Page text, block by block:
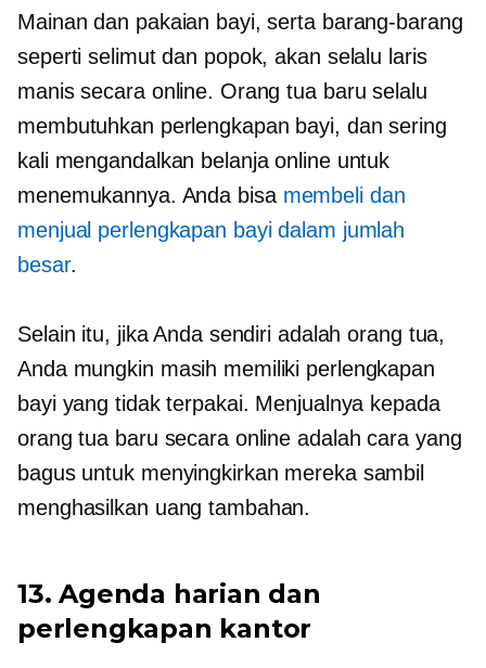
Mainan dan pakaian bayi, serta barang-barang
seperti selimut dan popok, akan selalu laris
manis secara online. Orang tua baru selalu
membutuhkan perlengkapan bayi, dan sering
kali mengandalkan belanja online untuk
menemukannya. Anda bisa membeli dan
menjual perlengkapan bayi dalam jumlah
besar.
Selain itu, jika Anda sendiri adalah orang tua,
Anda mungkin masih memiliki perlengkapan
bayi yang tidak terpakai. Menjualnya kepada
orang tua baru secara online adalah cara yang
bagus untuk menyingkirkan mereka sambil
menghasilkan uang tambahan.
13. Agenda harian dan
perlengkapan kantor